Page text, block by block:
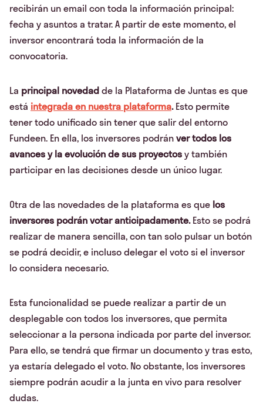
recibirán un email con toda la información principal:
fecha y asuntos a tratar. A partir de este momento, el
inversor encontrará toda la información de la
convocatoria.
La principal novedad de la Plataforma de Juntas es que
está integrada en nuestra plataforma.Esto permite
tener todo unificado sin tener que salir del entorno
Fundeen. En ella, los inversores podrán ver todos los
avances y la evolución de sus proyectos y también
participar en las decisiones desde un único lugar.
Otra de las novedades de la plataforma es que los
inversores podrán votar anticipadamente.Esto se podrá
realizar de manera sencilla, con tan solo pulsar un botón
se podrá decidir, e incluso delegar el voto si el inversor
lo considera necesario.
Esta funcionalidad se puede realizar a partir de un
desplegable con todos los inversores, que permita
seleccionar a la persona indicada por parte del inversor.
Para ello, se tendrá que firmar un documento y tras esto,
ya estaría delegado el voto. No obstante, los inversores
siempre podrán acudir a la junta en vivo para resolver
dudas.